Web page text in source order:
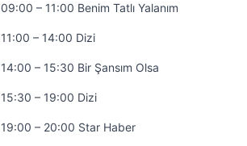
09:00 – 11:00 Benim Tatlı Yalanım
11:00 – 14:00 Dizi
14:00 – 15:30 Bir Şansım Olsa
15:30 – 19:00 Dizi
19:00 – 20:00 Star Haber